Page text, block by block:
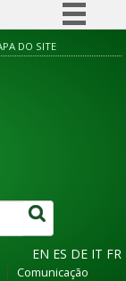
DO SITE
EN ES DE IT FR
Comunicação